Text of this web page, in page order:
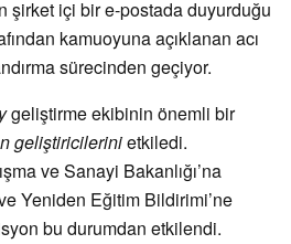
şirket içi bir e-postada duyurduğu
kamuoyuna açıklanan acı
sürecinden geçiyor.
geliştirme ekibinin önemli bir
geliştiricilerinietkiledi.
ve Sanayi Bakanlığı’na
Yeniden Eğitim Bildirimi’ne
bu durumdan etkilendi.